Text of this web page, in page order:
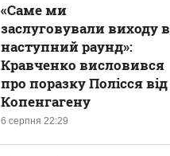
6 серпня 22:29
«Саме ми
заслуговували виходу в
наступний раунд»:
Кравченко висловився
про поразку Полісся від
Копенгагену